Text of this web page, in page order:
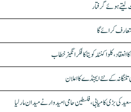
کرائے گا
کلواکنٹلہ کویتا کا فکر انگیز خطاب
تلنگانہ کے نئے ایجنڈے کا اعلان
کی بڑی کامیابی، فلسطین حامی امیدوار نے میدان مار لیا